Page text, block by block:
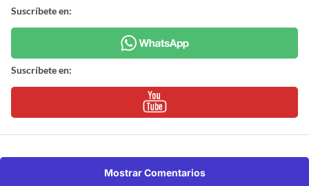
Suscríbete en:
Suscríbete en:
Mostrar Comentarios